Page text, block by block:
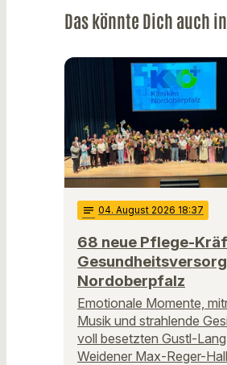
Das könnte Dich auch
notes 04. August 2026 18:37
68 neue Pflege-
Nordoberpfalz
Emotionale Momente,
Musik und strahlende
voll besetzten Gustl-
Weidener Max-Reger-